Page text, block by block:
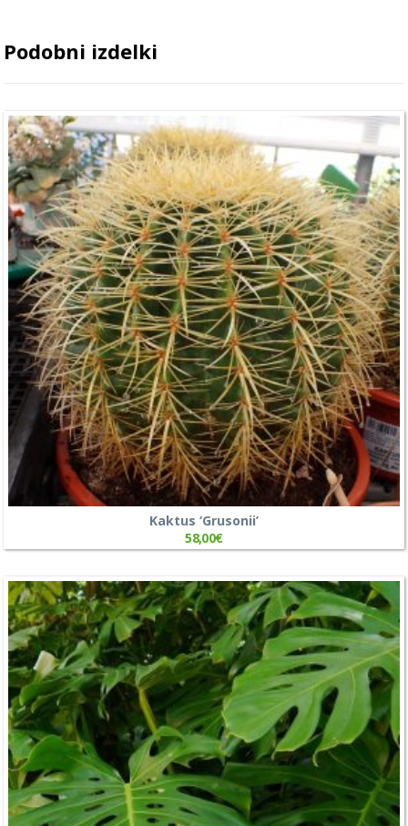
Podobni izdelki
Kaktus ‘Grusonii’
58,00€